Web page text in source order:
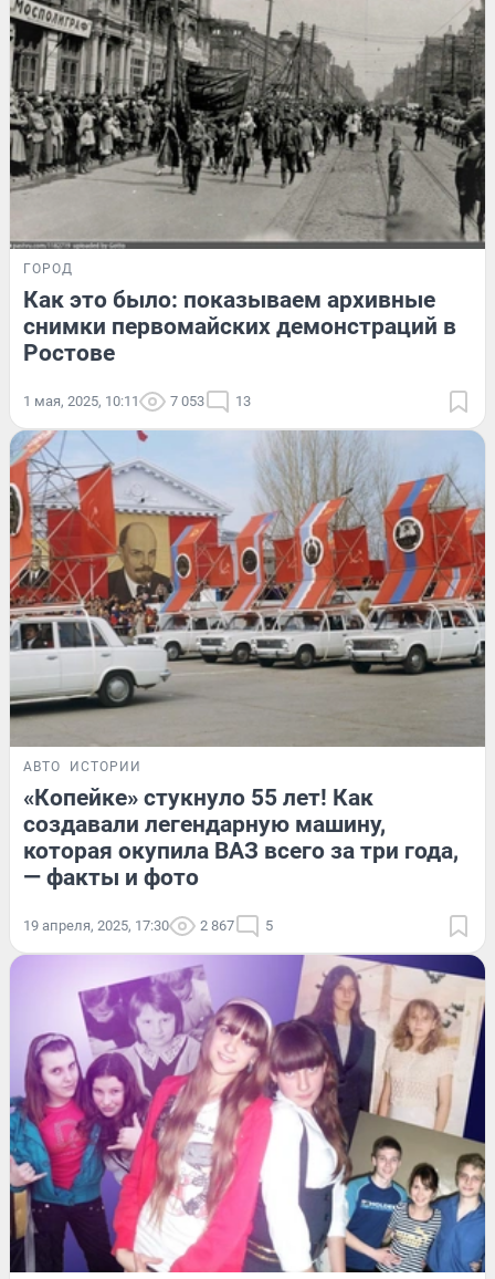
ГОРОД
Как это было: показываем архивные
снимки первомайских демонстраций в
Ростове
1 мая, 2025, 10:11 7 053 13
АВТО ИСТОРИИ
«Копейке» стукнуло 55 лет! Как
создавали легендарную машину,
которая окупила ВАЗ всего за три года,
— факты и фото
19 апреля, 2025, 17:30 2 867 5